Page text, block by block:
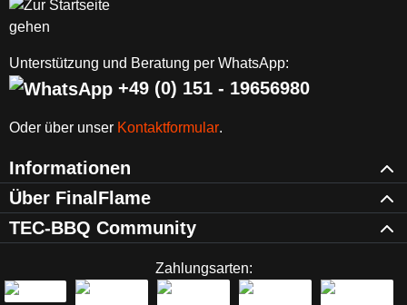
Unterstützung und Beratung per WhatsApp:
+49 (0) 151 - 19656980
Oder über unser Kontaktformular.
Informationen
Über FinalFlame
TEC-BBQ Community
Zahlungsarten: